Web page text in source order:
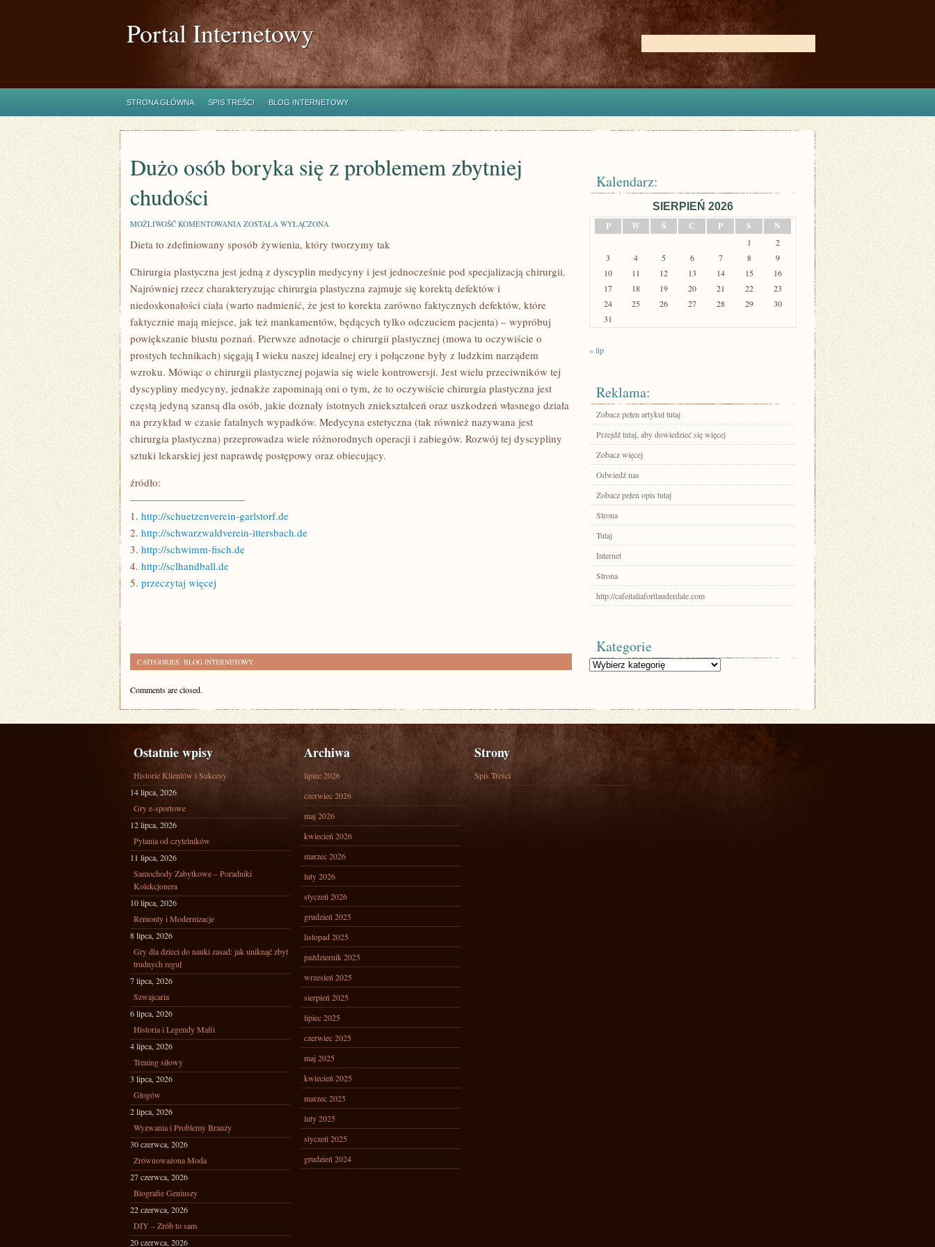
Portal Internetowy
STRONA GŁÓWNA SPIS TREŚCI BLOG INTERNETOWY
Dużo osób boryka się z problemem zbytniej
chudości
MOŻLIWOŚĆ KOMENTOWANIA DUŻO
BORYKA
PROBLEMEM
ZBYTNIEJ
CHUDOŚCI
ZOSTAŁA WYŁĄCZONA
Dieta to zdefiniowany sposób żywienia, który tworzymy tak
Chirurgia plastyczna jest jedną z dyscyplin medycyny i jest jednocześnie pod specjalizacją chirurgii.
Najrówniej rzecz charakteryzując chirurgia plastyczna zajmuje się korektą defektów i
niedoskonałości ciała (warto nadmienić, że jest to korekta zarówno faktycznych defektów, które
faktycznie mają miejsce, jak też mankamentów, będących tylko odczuciem pacjenta) – wypróbuj
powiększanie biustu poznań. Pierwsze adnotacje o chirurgii plastycznej (mowa tu oczywiście o
prostych technikach) sięgają I wieku naszej idealnej ery i połączone były z ludzkim narządem
wzroku. Mówiąc o chirurgii plastycznej pojawia się wiele kontrowersji. Jest wielu przeciwników tej
dyscypliny medycyny, jednakże zapominają oni o tym, że to oczywiście chirurgia plastyczna jest
częstą jedyną szansą dla osób, jakie doznały istotnych zniekształceń oraz uszkodzeń własnego działa
na przykład w czasie fatalnych wypadków. Medycyna estetyczna (tak również nazywana jest
chirurgia plastyczna) przeprowadza wiele różnorodnych operacji i zabiegów. Rozwój tej dyscypliny
sztuki lekarskiej jest naprawdę postępowy oraz obiecujący.
źródło:
———————————
1. http://schuetzenverein-garlstorf.de
2. http://schwarzwaldverein-ittersbach.de
3. http://schwimm-fisch.de
4. http://sclhandball.de
5. przeczytaj więcej
CATEGORIES: BLOG INTERNETOWY
Comments are closed.
Kalendarz:
SIERPIEŃ 2026
P
W Ś C P S N
1
2
3
4 5 6 7 8
9
10
11 12 13 14 15
16
17
18 19 20 21 22
23
24
25 26 27 28 29
30
31
« lip
Reklama:
Zobacz pełen artykuł tutaj
Przejdź tutaj, aby dowiedzieć się więcej
Zobacz więcej
Odwiedź nas
Zobacz pełen opis tutaj
Strona
Tutaj
Internet
Strona
http://cafeitaliafortlauderdale.com
Kategorie
Kategorie
Ostatnie wpisy
Historie Klientów i Sukcesy
14 lipca, 2026
Gry e-sportowe
12 lipca, 2026
Pytania od czytelników
11 lipca, 2026
Samochody Zabytkowe – Poradniki
Kolekcjonera
10 lipca, 2026
Remonty i Modernizacje
8 lipca, 2026
Gry dla dzieci do nauki zasad: jak uniknąć zbyt
trudnych reguł
7 lipca, 2026
Szwajcaria
6 lipca, 2026
Historia i Legendy Mafii
4 lipca, 2026
Trening siłowy
3 lipca, 2026
Głogów
2 lipca, 2026
Wyzwania i Problemy Branży
30 czerwca, 2026
Zrównoważona Moda
27 czerwca, 2026
Biografie Geniuszy
22 czerwca, 2026
DIY – Zrób to sam
20 czerwca, 2026
Archiwa
lipiec 2026
czerwiec 2026
maj 2026
kwiecień 2026
marzec 2026
luty 2026
styczeń 2026
grudzień 2025
listopad 2025
październik 2025
wrzesień 2025
sierpień 2025
lipiec 2025
czerwiec 2025
maj 2025
kwiecień 2025
marzec 2025
luty 2025
styczeń 2025
grudzień 2024
Strony
Spis Treści